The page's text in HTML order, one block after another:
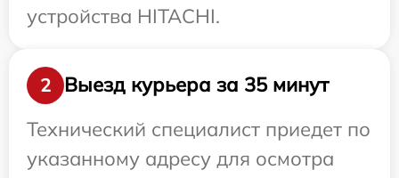
устройства HITACHI.
2
Выезд курьера за 35 минут
Технический специалист приедет по
указанному адресу для осмотра